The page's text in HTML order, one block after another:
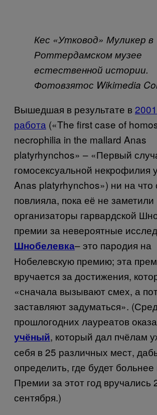
Кес «Утковод» Муликер в
Роттердамском музее
естественной истории.
Фотовзятос Wikimedia
Вышедшая в результате в
работа («The first case of
necrophilia in the mallard Anas
platyrhynchos» – «Первый
гомосексуальной некрофилия
Anas platyrhynchos») ни на что
повлияла, пока её не заметили
организаторы гарвардской
премии за невероятные
Шнобелевка– это пародия на
Нобелевскую премию; эта
вручается за достижения,
«сначала вызывают смех, а
заставляют задуматься».
прошлогодних лауреатов
учёный, который дал пчёлам
себя в 25 различных мест,
определить, где будет больнее
Премии за этот год вручались
сентября.)